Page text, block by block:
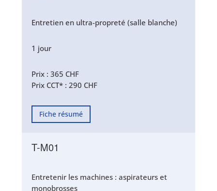
Entretien en ultra-propreté (salle blanche)
1 jour
Prix : 365 CHF
Prix CCT* : 290 CHF
Fiche résumé
T-M01
Entretenir les machines : aspirateurs et
monobrosses